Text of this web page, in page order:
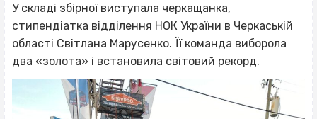
У складі збірної виступала черкащанка,
стипендіатка відділення НОК України в Черкаській
області Світлана Марусенко. Її команда виборола
два «золота» і встановила світовий рекорд.